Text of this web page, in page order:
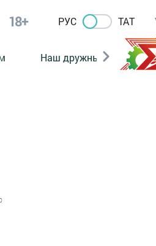
18+ РУС ТАТ
Наш дружный коллектив